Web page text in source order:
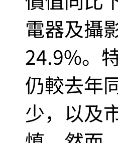
電器及攝
24.9%。
仍較去年
少，以及